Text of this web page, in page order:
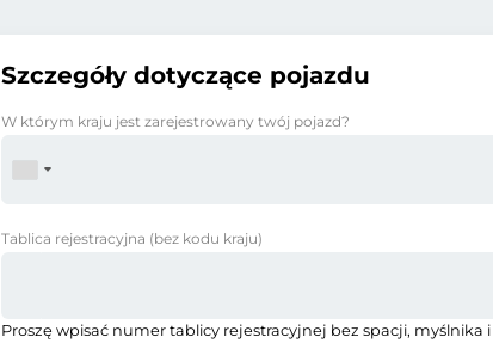
Szczegóły dotyczące pojazdu
W którym kraju jest zarejestrowany twój pojazd?
Tablica rejestracyjna (bez kodu kraju)
Proszę wpisać numer tablicy rejestracyjnej bez spacji, myślnika